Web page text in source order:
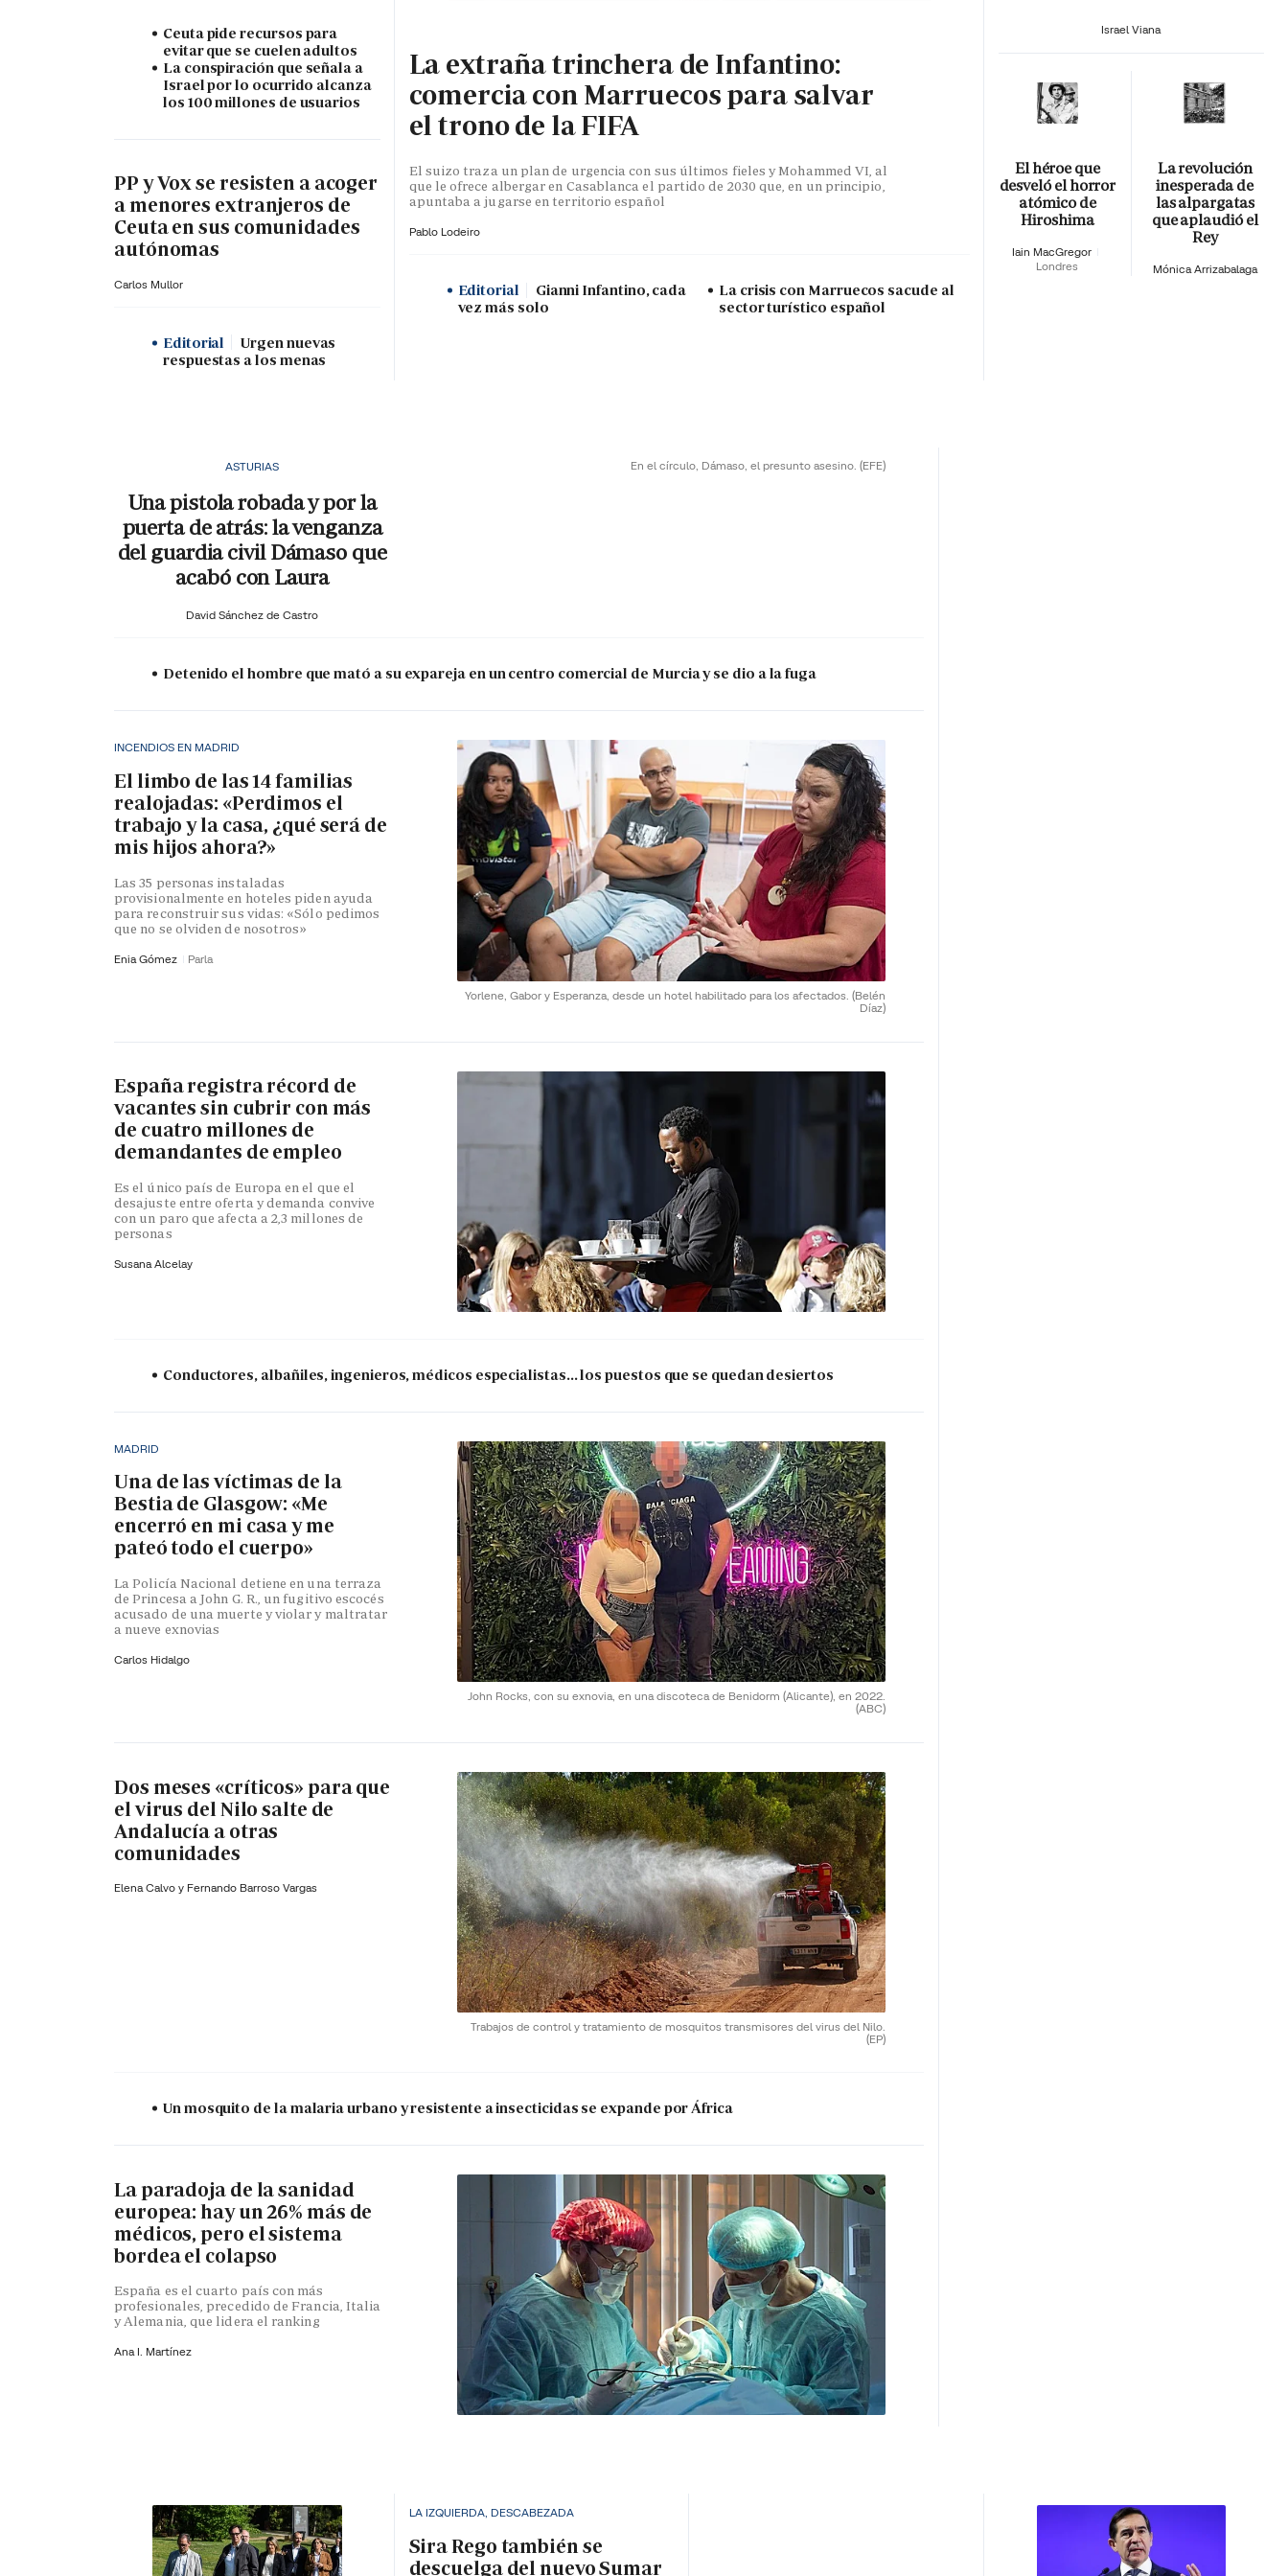
Ceuta pide recursos para
evitar que se cuelen adultos
La conspiración que señala a
Israel por lo ocurrido alcanza
los 100 millones de usuarios
PP y Vox se resisten a acoger
a menores extranjeros de
Ceuta en sus comunidades
autónomas
Carlos Mullor
Editorial
Urgen nuevas
respuestas a los menas
La extraña trinchera de Infantino:
comercia con Marruecos para salvar
el trono de la FIFA
El suizo traza un plan de urgencia con sus últimos fieles y Mohammed VI, al
que le ofrece albergar en Casablanca el partido de 2030 que, en un principio,
apuntaba a jugarse en territorio español
Pablo Lodeiro
Editorial
Gianni Infantino, cada
vez más solo
La crisis con Marruecos sacude al
sector turístico español
Israel Viana
El héroe que
desveló el horror
atómico de
Hiroshima
Iain MacGregor
Londres
La revolución
inesperada de
las alpargatas
que aplaudió el
Rey
Mónica Arrizabalaga
En el círculo, Dámaso, el presunto asesino. (EFE)
ASTURIAS
Una pistola robada y por la
puerta de atrás: la venganza
del guardia civil Dámaso que
acabó con Laura
David Sánchez de Castro
Detenido el hombre que mató a su expareja en un centro comercial de Murcia y se dio a la fuga
Yorlene, Gabor y Esperanza, desde un hotel habilitado para los afectados. (Belén
Díaz)
INCENDIOS EN MADRID
El limbo de las 14 familias
realojadas: «Perdimos el
trabajo y la casa, ¿qué será de
mis hijos ahora?»
Las 35 personas instaladas
provisionalmente en hoteles piden ayuda
para reconstruir sus vidas: «Sólo pedimos
que no se olviden de nosotros»
Enia Gómez Parla
España registra récord de
vacantes sin cubrir con más
de cuatro millones de
demandantes de empleo
Es el único país de Europa en el que el
desajuste entre oferta y demanda convive
con un paro que afecta a 2,3 millones de
personas
Susana Alcelay
Conductores, albañiles, ingenieros, médicos especialistas... los puestos que se quedan desiertos
John Rocks, con su exnovia, en una discoteca de Benidorm (Alicante), en 2022.
(ABC)
MADRID
Una de las víctimas de la
Bestia de Glasgow: «Me
encerró en mi casa y me
pateó todo el cuerpo»
La Policía Nacional detiene en una terraza
de Princesa a John G. R., un fugitivo escocés
acusado de una muerte y violar y maltratar
a nueve exnovias
Carlos Hidalgo
Trabajos de control y tratamiento de mosquitos transmisores del virus del Nilo.
(EP)
Dos meses «críticos» para que
el virus del Nilo salte de
Andalucía a otras
comunidades
Elena Calvo y Fernando Barroso Vargas
Un mosquito de la malaria urbano y resistente a insecticidas se expande por África
La paradoja de la sanidad
europea: hay un 26% más de
médicos, pero el sistema
bordea el colapso
España es el cuarto país con más
profesionales, precedido de Francia, Italia
y Alemania, que lidera el ranking
Ana I. Martínez
LA IZQUIERDA, DESCABEZADA
Sira Rego también se
descuelga del nuevo Sumar